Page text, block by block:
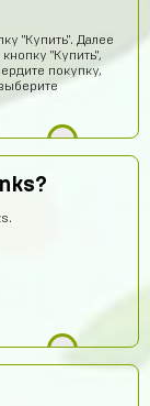
"Купить". Далее
"Купить",
покупку,
14 часов назад
10 часов назад